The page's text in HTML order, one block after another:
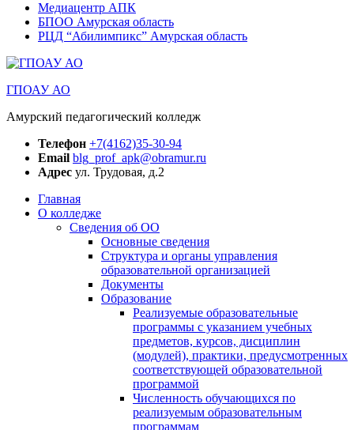
Медиацентр АПК
БПОО Амурская область
РЦД “Абилимпикс” Амурская область
ГПОАУ АО
Амурский педагогический колледж
Телефон +7(4162)35-30-94
Email blg_prof_apk@obramur.ru
Адрес ул. Трудовая, д.2
Главная
О колледже
Сведения об ОО
Основные сведения
Структура и органы управления
образовательной организацией
Документы
Образование
Реализуемые образовательные
программы с указанием учебных
предметов, курсов, дисциплин
(модулей), практики, предусмотренных
соответствующей образовательной
программой
Численность обучающихся по
реализуемым образовательным
программам